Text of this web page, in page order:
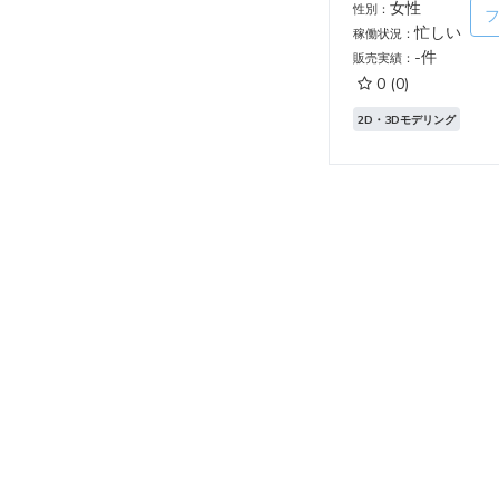
性別： 女性
稼働状況：忙しい
販売実績： -件
0 (0)
2D・3Dモデリング